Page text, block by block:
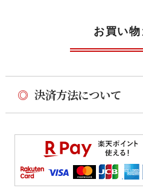
お買い
◎ 決済方法について